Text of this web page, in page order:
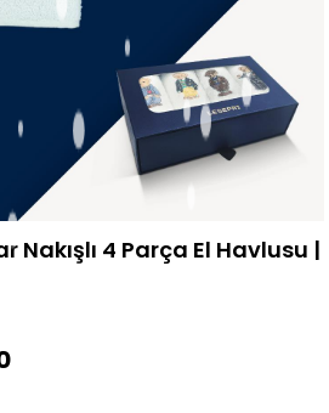
Nakışlı 4 Parça El Havlusu |